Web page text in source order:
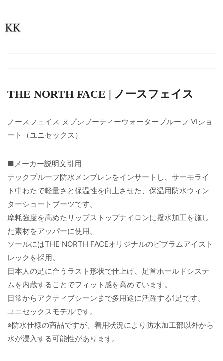
THE NORTH FACE | ノースフェイス
ノースフェイス ヌプシブーティーウォータープルーフ VIショ
ート（ユニセックス）
■メーカー説明文引用
テックプルーフ防水メンブレンをインサートし、サーモライ
ト中わたで軽量さと保温性を向上させた、保温用防水ウィン
ターショートブーツです。
摩耗強度を高めたリップストップナイロンに撥水加工を施し
た素材をアッパーに使用。
ソールにはTHE NORTH FACEオリジナルのビブラムアイスト
レックを採用。
日本人の足に合うラスト形状で仕上げ、足首ホールドシステ
ムを内蔵することでフィット感を高めています。
日常からアクティブシーンまで多用途に活躍する1足です。
ユニセックスモデルです。
※防水仕様の商品ですが、着用状況により防水加工部以外から
水が浸入する可能性があります。